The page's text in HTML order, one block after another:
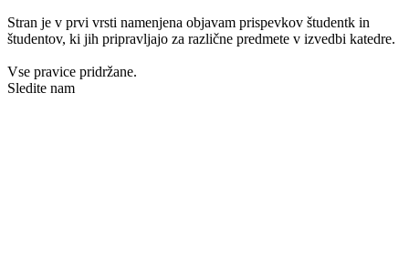
Stran je v prvi vrsti namenjena objavam prispevkov študentk in
študentov, ki jih pripravljajo za različne predmete v izvedbi katedre.
Vse pravice pridržane.
Sledite nam